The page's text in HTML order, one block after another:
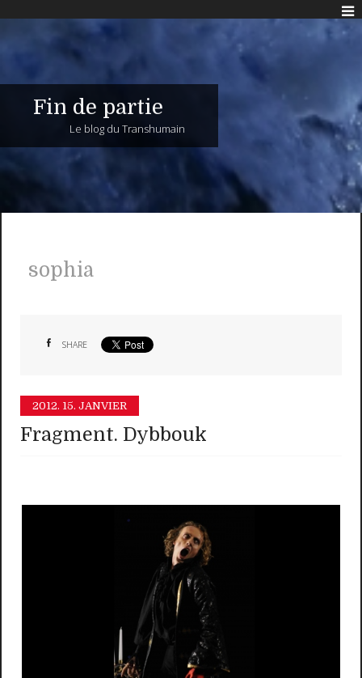
Fin de partie
Le blog du Transhumain
sophia
SHARE
2012. 15. JANVIER
Fragment. Dybbouk